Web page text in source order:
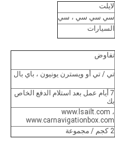
لايلت
سي سي سي ، سي
السيارات
تفاوض
تي / تي أو ويسترن يونيون ، باي بال
7 أيام عمل بعد استلام الدفع الخاص
بك
www.lsailt.com ،
www.carnavigationbox.com
2 كجم / مجموعة